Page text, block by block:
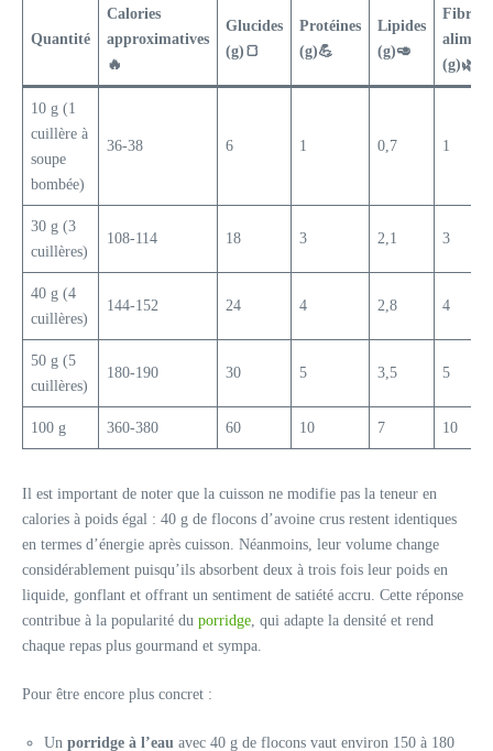
Quantité
Calories
approximatives
🔥
Glucides
(g)🍞
Protéines
(g)💪
Lipides
(g)🥑
Fibres
(g)🌿
10 g (1
cuillère à
soupe
bombée)
36-38 6 1 0,7 1
30 g (3
cuillères)
108-114 18 3 2,1 3
40 g (4
cuillères)
144-152 24 4 2,8 4
50 g (5
cuillères)
180-190 30 5 3,5 5
100 g 360-380 60 10 7 10
Il est important de noter que la cuisson ne modifie pas la teneur en
calories à poids égal : 40 g de flocons d’avoine crus restent identiques
en termes d’énergie après cuisson. Néanmoins, leur volume change
considérablement puisqu’ils absorbent deux à trois fois leur poids en
liquide, gonflant et offrant un sentiment de satiété accru. Cette réponse
contribue à la popularité du porridge, qui adapte la densité et rend
chaque repas plus gourmand et sympa.
Pour être encore plus concret :
Un porridge à l’eau avec 40 g de flocons vaut environ 150 à 180